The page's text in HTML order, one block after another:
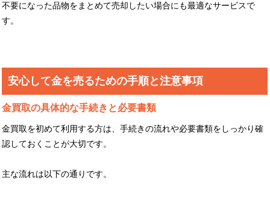
不要になった品物をまとめて売却したい場合にも最適なサービスで
す。
安心して金を売るための手順と注意事項
金買取の具体的な手続きと必要書類
金買取を初めて利用する方は、手続きの流れや必要書類をしっかり確
認しておくことが大切です。
主な流れは以下の通りです。